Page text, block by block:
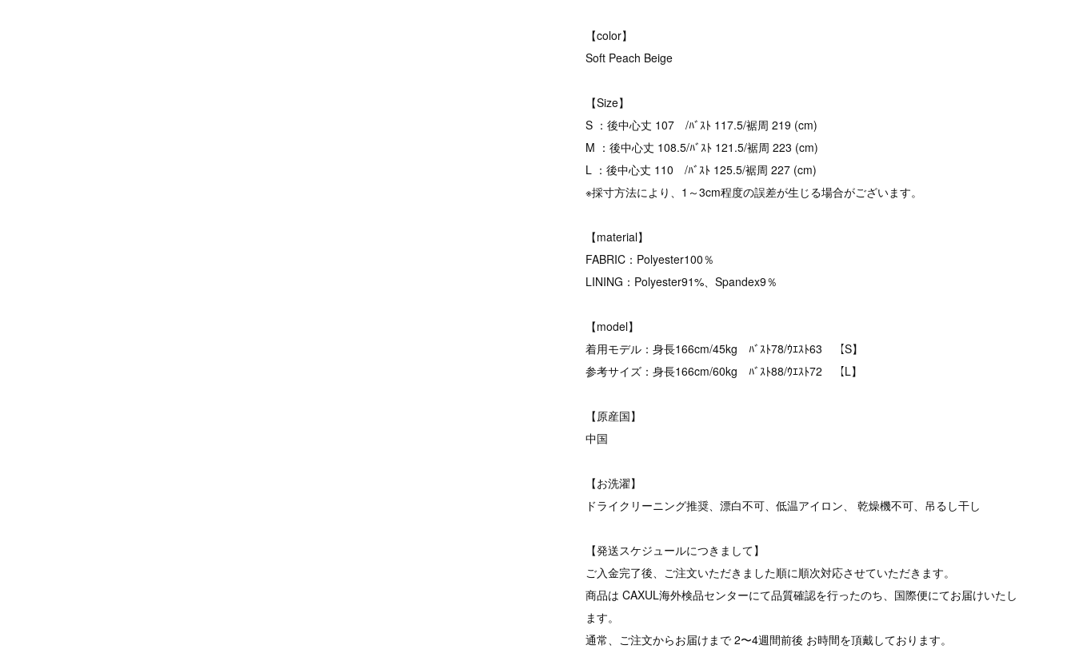
【color】
Soft Peach Beige
【Size】
S ：後中心丈 107 /ﾊﾞｽﾄ 117.5/裾周 219 (cm)
M ：後中心丈 108.5/ﾊﾞｽﾄ 121.5/裾周 223 (cm)
L ：後中心丈 110 /ﾊﾞｽﾄ 125.5/裾周 227 (cm)
※採寸方法により、1～3cm程度の誤差が生じる場合がございます。
【material】
FABRIC：Polyester100％
LINING：Polyester91%、Spandex9％
【model】
着用モデル：身長166cm/45kg ﾊﾞｽﾄ78/ｳｴｽﾄ63 【S】
参考サイズ：身長166cm/60kg ﾊﾞｽﾄ88/ｳｴｽﾄ72 【L】
【原産国】
中国
【お洗濯】
ドライクリーニング推奨、漂白不可、低温アイロン、 乾燥機不可、吊るし干し
【発送スケジュールにつきまして】
ご入金完了後、ご注文いただきました順に順次対応させていただきます。
商品は CAXUL海外検品センターにて品質確認を行ったのち、国際便にてお届けいたし
ます。
通常、ご注文からお届けまで 2〜4週間前後 お時間を頂戴しております。